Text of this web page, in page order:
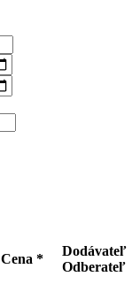
Cena *
Dodávateľ
Odberateľ